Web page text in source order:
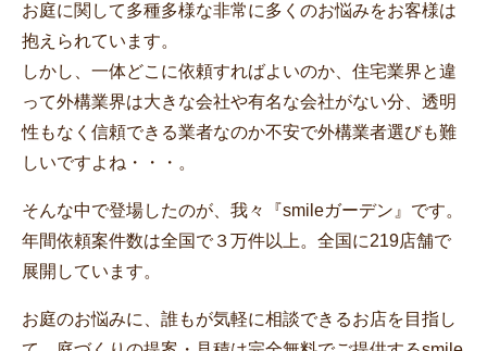
お庭に関して多種多様な非常に多くのお悩みをお客様は
抱えられています。
しかし、一体どこに依頼すればよいのか、住宅業界と違
って外構業界は大きな会社や有名な会社がない分、透明
性もなく信頼できる業者なのか不安で外構業者選びも難
しいですよね・・・。
そんな中で登場したのが、我々『smileガーデン』です。
年間依頼案件数は全国で３万件以上。全国に219店舗で
展開しています。
お庭のお悩みに、誰もが気軽に相談できるお店を目指し